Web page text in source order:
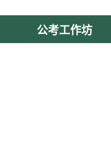
公考工作坊